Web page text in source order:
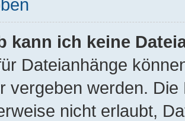
kann ich keine
Dateianhänge
vergeben werden.
nicht erlaubt,